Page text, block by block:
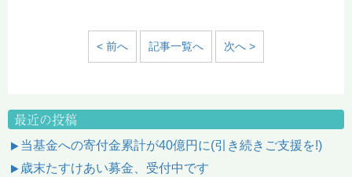
< 前へ 記事一覧へ 次へ >
最近の投稿
当基金への寄付金累計が40億円に(引き続きご支援を!)
歳末たすけあい募金、受付中です